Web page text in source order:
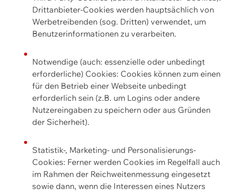
Drittanbieter-Cookies werden hauptsächlich von
Werbetreibenden (sog. Dritten) verwendet, um
Benutzerinformationen zu verarbeiten.
Notwendige (auch: essenzielle oder unbedingt
erforderliche) Cookies: Cookies können zum einen
für den Betrieb einer Webseite unbedingt
erforderlich sein (z.B. um Logins oder andere
Nutzereingaben zu speichern oder aus Gründen
der Sicherheit).
Statistik-, Marketing- und Personalisierungs-
Cookies: Ferner werden Cookies im Regelfall auch
im Rahmen der Reichweitenmessung eingesetzt
sowie dann, wenn die Interessen eines Nutzers